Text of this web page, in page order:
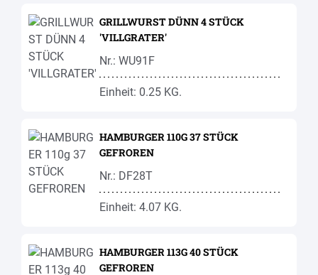
GRILLWURST DÜNN 4 STÜCK
'VILLGRATER'
Nr.: WU91F
Einheit: 0.25 KG.
HAMBURGER 110G 37 STÜCK
GEFROREN
Nr.: DF28T
Einheit: 4.07 KG.
HAMBURGER 113G 40 STÜCK
GEFROREN